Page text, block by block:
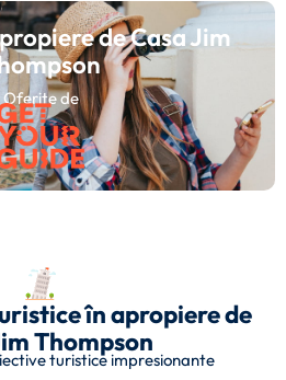
de Casa Jim
Oferite de
în apropiere de
Thompson
turistice impresionante